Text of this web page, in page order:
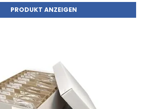
PRODUKT ANZEIGEN